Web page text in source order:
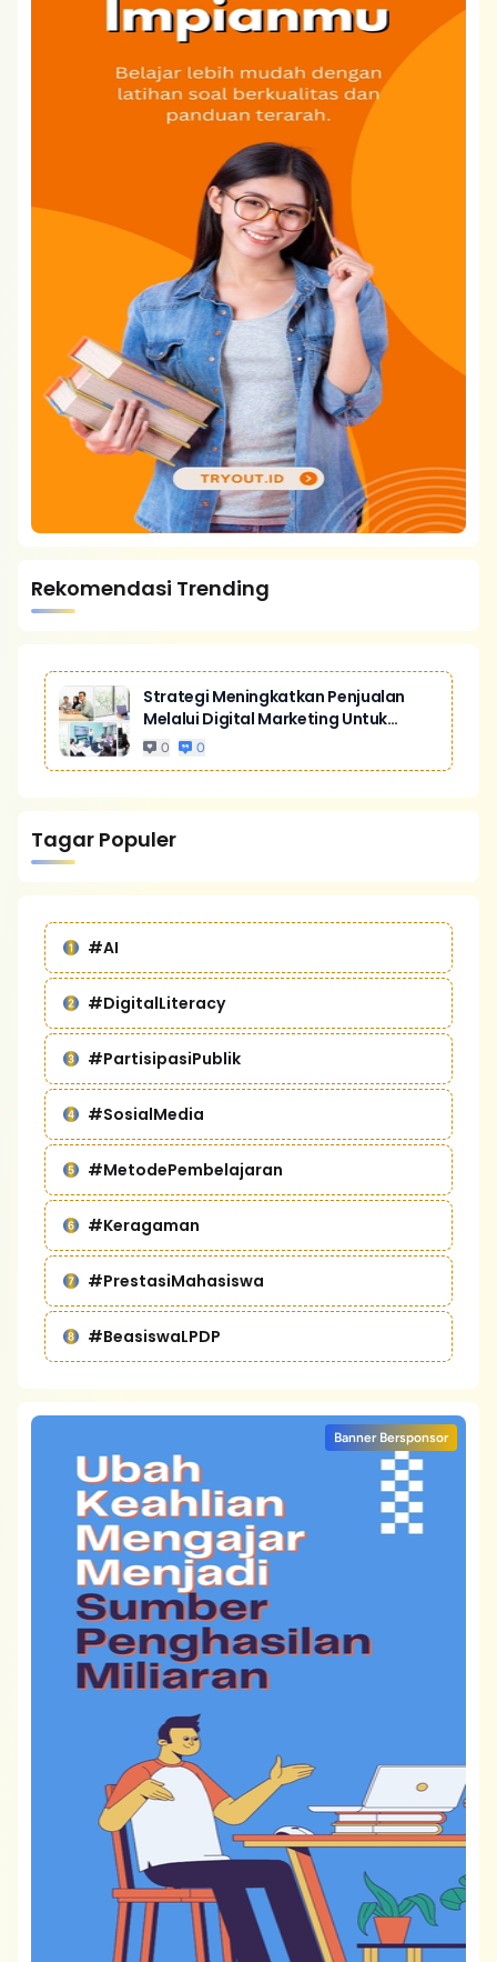
Rekomendasi Trending
Strategi Meningkatkan Penjualan
Melalui Digital Marketing Untuk
Bisnis Yang Lebih Kompetitif
0 0
Tagar Populer
#AI
#DigitalLiteracy
#PartisipasiPublik
#SosialMedia
#MetodePembelajaran
#Keragaman
#PrestasiMahasiswa
#BeasiswaLPDP
Banner Bersponsor